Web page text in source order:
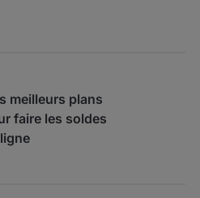
meilleurs plans
faire les soldes